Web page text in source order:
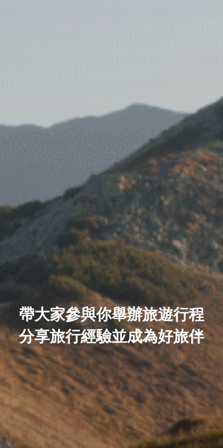
帶大家參與你舉辦旅遊行程
分享旅行經驗並成為好旅伴